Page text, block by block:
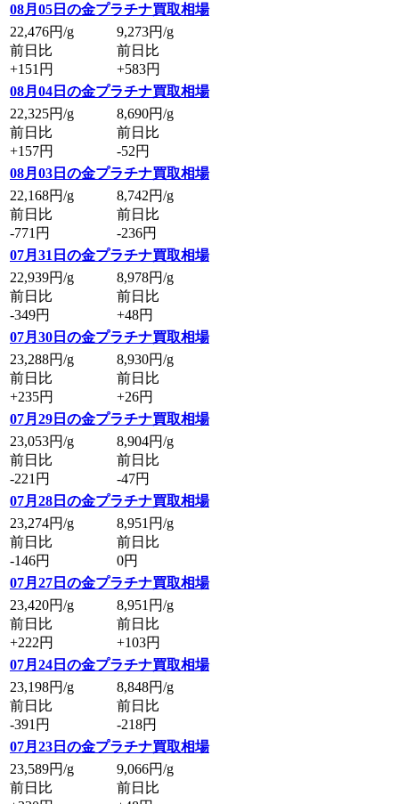
08月05日の金プラチナ買取相場
22,476円/g
前日比
+151円
9,273円/g
前日比
+583円
08月04日の金プラチナ買取相場
22,325円/g
前日比
+157円
8,690円/g
前日比
-52円
08月03日の金プラチナ買取相場
22,168円/g
前日比
-771円
8,742円/g
前日比
-236円
07月31日の金プラチナ買取相場
22,939円/g
前日比
-349円
8,978円/g
前日比
+48円
07月30日の金プラチナ買取相場
23,288円/g
前日比
+235円
8,930円/g
前日比
+26円
07月29日の金プラチナ買取相場
23,053円/g
前日比
-221円
8,904円/g
前日比
-47円
07月28日の金プラチナ買取相場
23,274円/g
前日比
-146円
8,951 円/g
前日比
0円
07月27日の金プラチナ買取相場
23,420円/g
前日比
+222円
8,951 円/g
前日比
+103円
07月24日の金プラチナ買取相場
23,198円/g
前日比
-391円
8,848円/g
前日比
-218円
07月23日の金プラチナ買取相場
23,589円/g
前日比
9,066円/g
前日比